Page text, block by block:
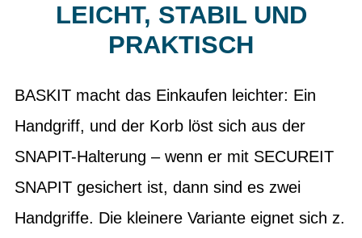
LEICHT, STABIL UND
PRAKTISCH
BASKIT macht das Einkaufen leichter: Ein
Handgriff, und der Korb löst sich aus der
SNAPIT-Halterung – wenn er mit SECUREIT
SNAPIT gesichert ist, dann sind es zwei
Handgriffe. Die kleinere Variante eignet sich z.